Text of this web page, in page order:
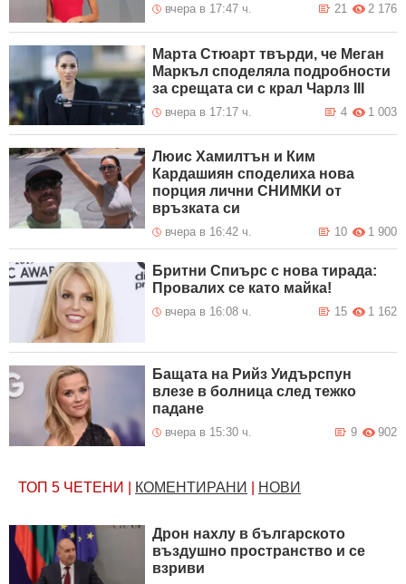
вчера в 17:47 ч. 2 176
21
Марта Стюарт твърди, че Меган
Маркъл споделяла подробности
за срещата си с крал Чарлз III
вчера в 17:17 ч. 1 003
4
Люис Хамилтън и Ким
Кардашиян споделиха нова
порция лични СНИМКИ от
връзката си
вчера в 16:42 ч. 1 900
10
Бритни Спиърс с нова тирада:
Провалих се като майка!
вчера в 16:08 ч. 1 162
15
Бащата на Рийз Уидърспун
влезе в болница след тежко
падане
вчера в 15:30 ч. 902
9
ТОП 5 ЧЕТЕНИ КОМЕНТИРАНИ НОВИ
Дрон нахлу в българското
въздушно пространство и се
взриви